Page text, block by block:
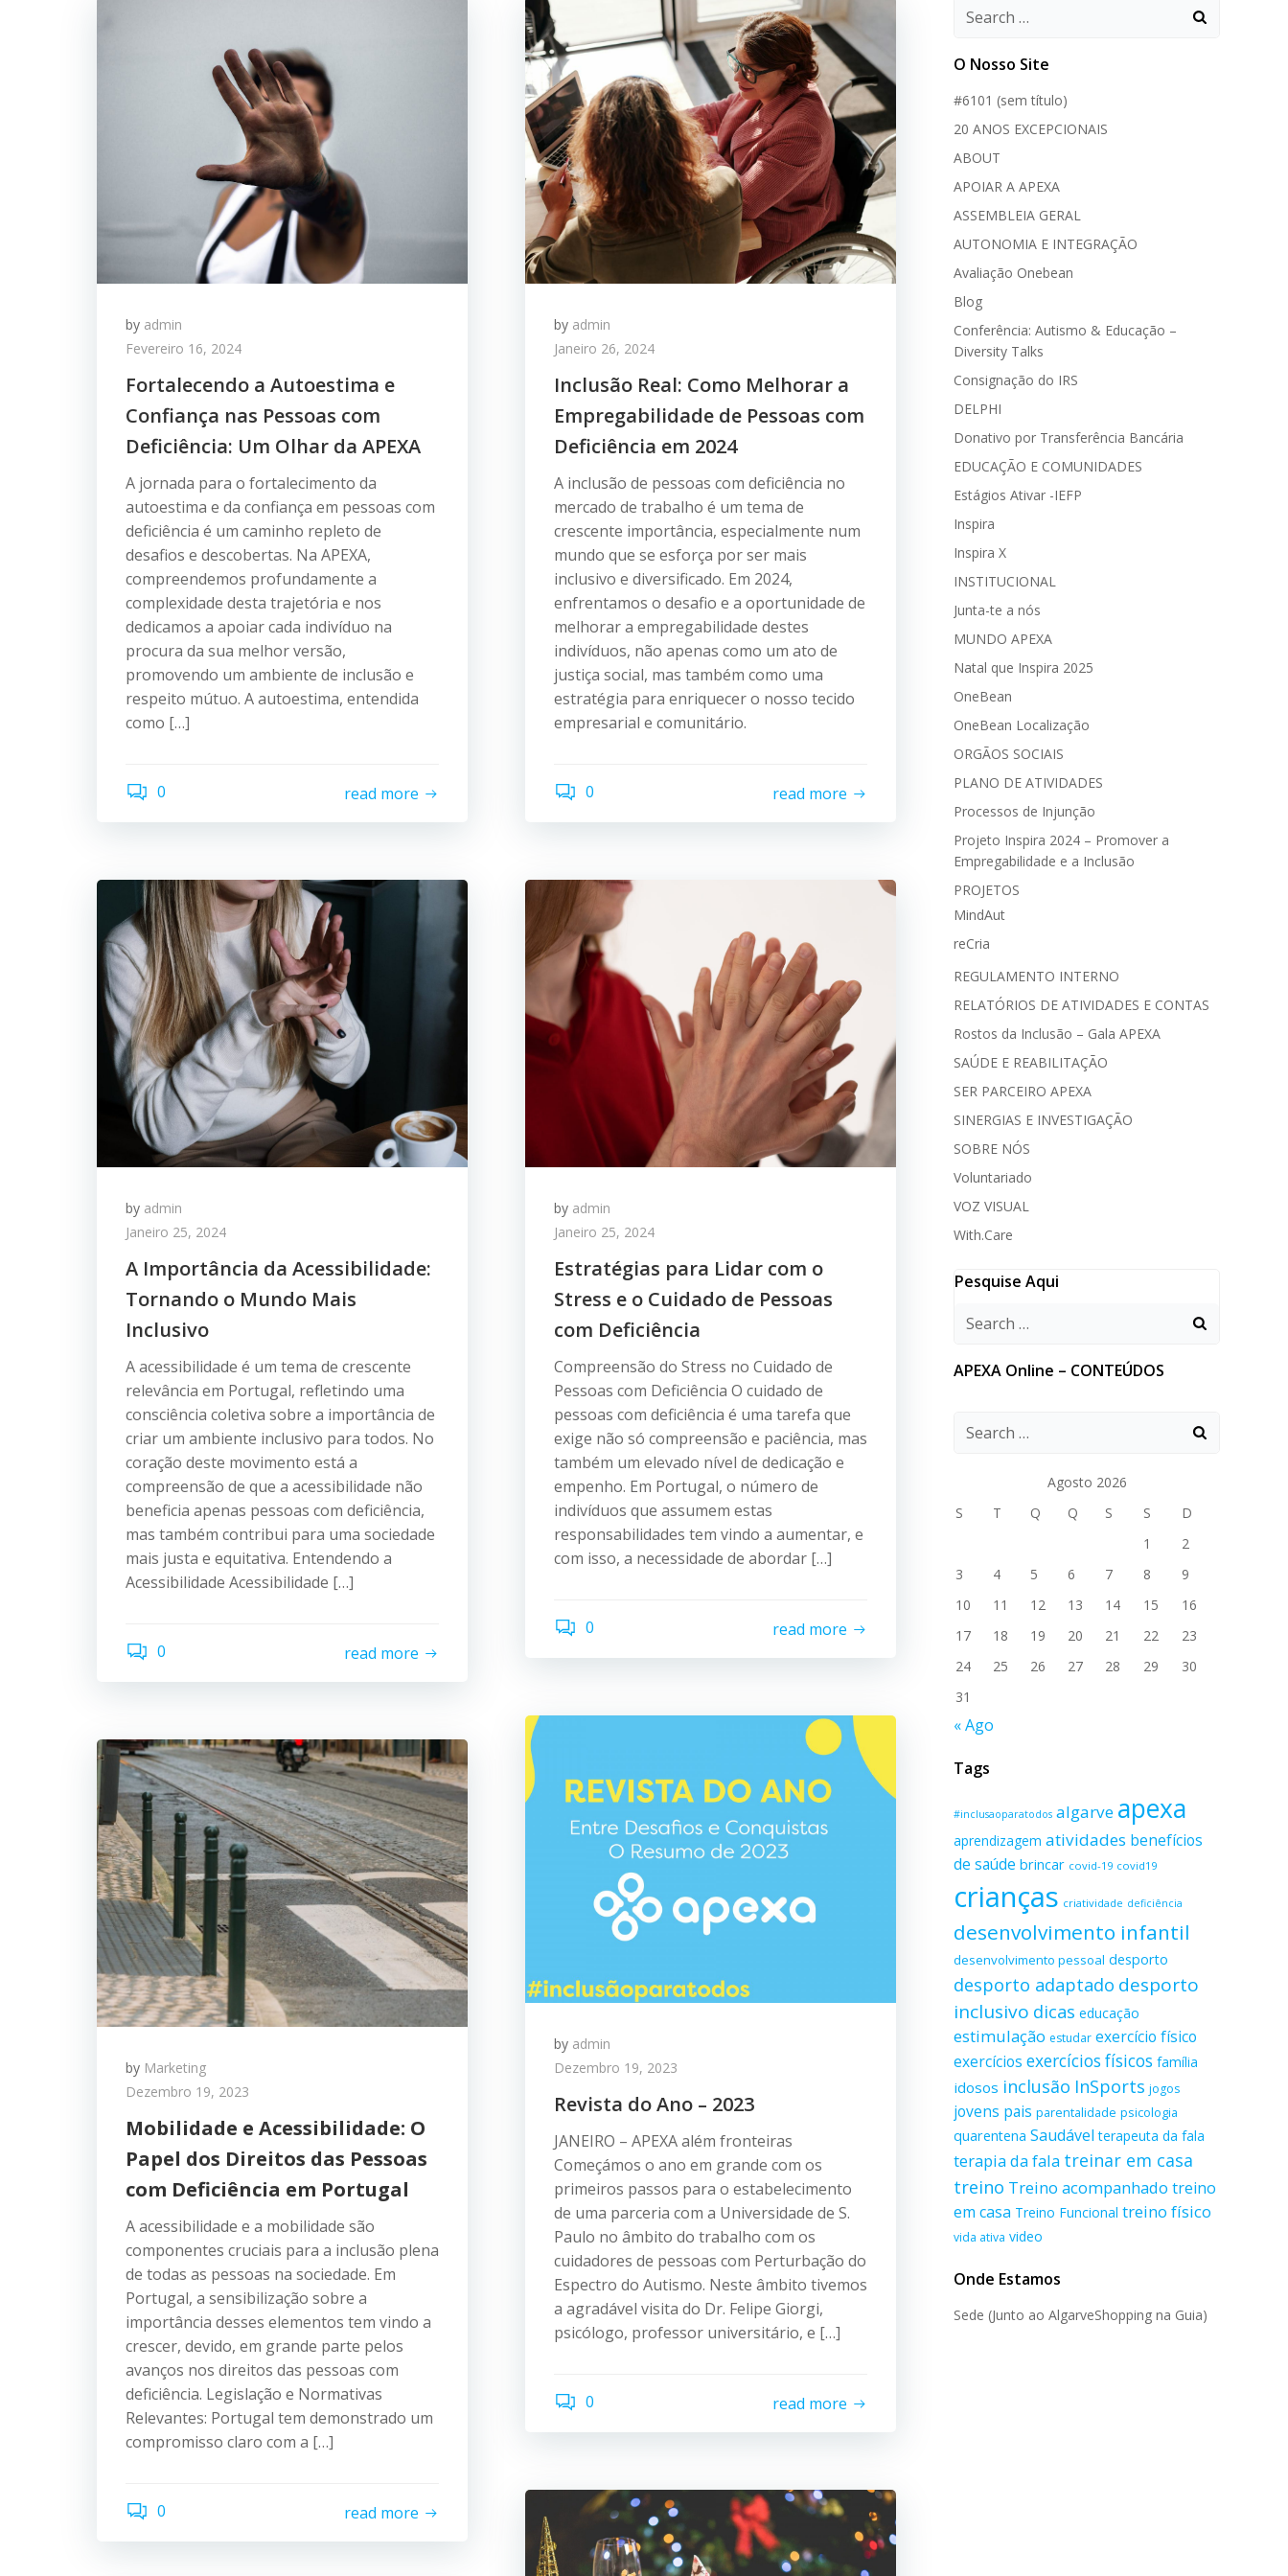
by admin
Fevereiro 16, 2024
Fortalecendo a Autoestima e
Confiança nas Pessoas com
Deficiência: Um Olhar da APEXA
A jornada para o fortalecimento da
autoestima e da confiança em pessoas com
deficiência é um caminho repleto de
desafios e descobertas. Na APEXA,
compreendemos profundamente a
complexidade desta trajetória e nos
dedicamos a apoiar cada indivíduo na
procura da sua melhor versão,
promovendo um ambiente de inclusão e
respeito mútuo. A autoestima, entendida
como […]
0 read more
by admin
Janeiro 26, 2024
Inclusão Real: Como Melhorar a
Empregabilidade de Pessoas com
Deficiência em 2024
A inclusão de pessoas com deficiência no
mercado de trabalho é um tema de
crescente importância, especialmente num
mundo que se esforça por ser mais
inclusivo e diversificado. Em 2024,
enfrentamos o desafio e a oportunidade de
melhorar a empregabilidade destes
indivíduos, não apenas como um ato de
justiça social, mas também como uma
estratégia para enriquecer o nosso tecido
empresarial e comunitário.
0 read more
by admin
Janeiro 25, 2024
A Importância da Acessibilidade:
Tornando o Mundo Mais
Inclusivo
A acessibilidade é um tema de crescente
relevância em Portugal, refletindo uma
consciência coletiva sobre a importância de
criar um ambiente inclusivo para todos. No
coração deste movimento está a
compreensão de que a acessibilidade não
beneficia apenas pessoas com deficiência,
mas também contribui para uma sociedade
mais justa e equitativa. Entendendo a
Acessibilidade Acessibilidade […]
0 read more
by admin
Janeiro 25, 2024
Estratégias para Lidar com o
Stress e o Cuidado de Pessoas
com Deficiência
Compreensão do Stress no Cuidado de
Pessoas com Deficiência O cuidado de
pessoas com deficiência é uma tarefa que
exige não só compreensão e paciência, mas
também um elevado nível de dedicação e
empenho. Em Portugal, o número de
indivíduos que assumem estas
responsabilidades tem vindo a aumentar, e
com isso, a necessidade de abordar […]
0 read more
by admin
Dezembro 19, 2023
Revista do Ano – 2023
JANEIRO – APEXA além fronteiras
Começámos o ano em grande com os
primeiros passos para o estabelecimento
de uma parceria com a Universidade de S.
Paulo no âmbito do trabalho com os
cuidadores de pessoas com Perturbação do
Espectro do Autismo. Neste âmbito tivemos
a agradável visita do Dr. Felipe Giorgi,
psicólogo, professor universitário, e […]
0 read more
by Marketing
Dezembro 19, 2023
Mobilidade e Acessibilidade: O
Papel dos Direitos das Pessoas
com Deficiência em Portugal
A acessibilidade e a mobilidade são
componentes cruciais para a inclusão plena
de todas as pessoas na sociedade. Em
Portugal, a sensibilização sobre a
importância desses elementos tem vindo a
crescer, devido, em grande parte pelos
avanços nos direitos das pessoas com
deficiência. Legislação e Normativas
Relevantes: Portugal tem demonstrado um
compromisso claro com a […]
0 read more
O Nosso Site
#6101 (sem título)
20 ANOS EXCEPCIONAIS
ABOUT
APOIAR A APEXA
ASSEMBLEIA GERAL
AUTONOMIA E INTEGRAÇÃO
Avaliação Onebean
Blog
Conferência: Autismo & Educação –
Diversity Talks
Consignação do IRS
DELPHI
Donativo por Transferência Bancária
EDUCAÇÃO E COMUNIDADES
Estágios Ativar -IEFP
Inspira
Inspira X
INSTITUCIONAL
Junta-te a nós
MUNDO APEXA
Natal que Inspira 2025
OneBean
OneBean Localização
ORGÃOS SOCIAIS
PLANO DE ATIVIDADES
Processos de Injunção
Projeto Inspira 2024 – Promover a
Empregabilidade e a Inclusão
PROJETOS
MindAut
reCria
REGULAMENTO INTERNO
RELATÓRIOS DE ATIVIDADES E CONTAS
Rostos da Inclusão – Gala APEXA
SAÚDE E REABILITAÇÃO
SER PARCEIRO APEXA
SINERGIAS E INVESTIGAÇÃO
SOBRE NÓS
Voluntariado
VOZ VISUAL
With.Care
Pesquise Aqui
APEXA Online – CONTEÚDOS
Agosto 2026
S
T Q Q S S
D
1
2
3
4 5 6 7 8
9
10
11 12 13 14 15
16
17
18 19 20 21 22
23
24
25 26 27 28 29
30
31
« Ago
Tags
#inclusaoparatodos algarve apexa
aprendizagem atividades benefícios
de saúde brincar covid-19 covid19
crianças criatividade deficiência
desenvolvimento infantil
desenvolvimento pessoal desporto
desporto adaptado desporto
inclusivo dicas educação
estimulação estudar exercício físico
exercícios exercícios físicos família
idosos inclusão InSports jogos
jovens pais parentalidade psicologia
quarentena Saudável terapeuta da fala
terapia da fala treinar em casa
treino Treino acompanhado treino
em casa Treino Funcional treino físico
vida ativa video
Onde Estamos
Sede (Junto ao AlgarveShopping na Guia)